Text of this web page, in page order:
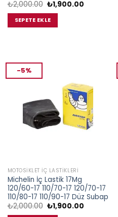
₺2,000.00 Orijinal
fiyat:
₺2,000.00.
₺1,900.00Şu
SEPETE EKLE
-5%
MOTOSIKLET İÇ LASTIKLERI
Michelin İç Lastik 17Mg
120/60-17 110/70-17 120/70-17
110/80-17 110/90-17 Düz Subap
₺2,000.00 Orijinal
fiyat:
₺1,900.00Şu